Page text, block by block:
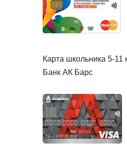
Карта школьника 5-11
Банк АК Барс